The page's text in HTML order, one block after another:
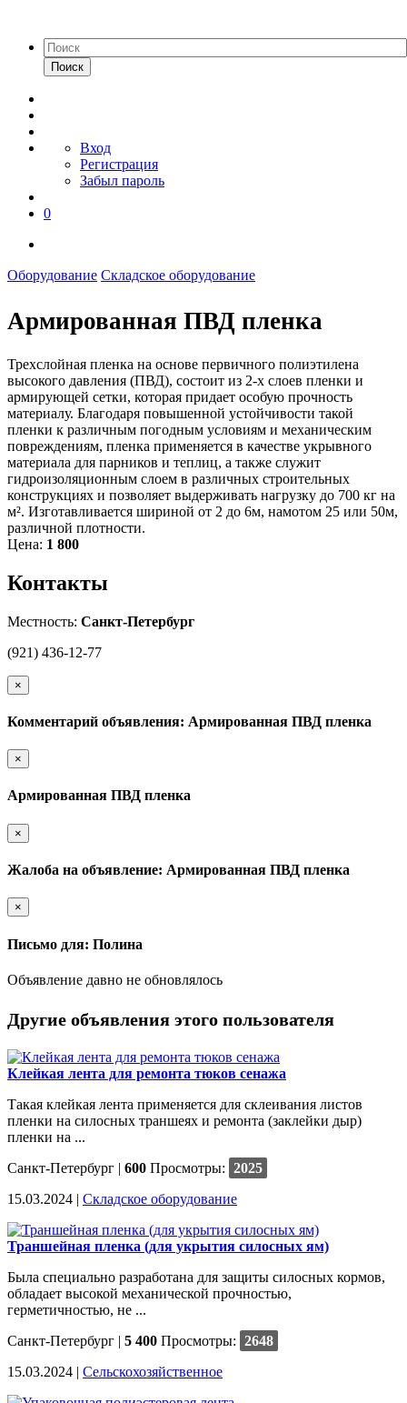
Поиск
Вход
Регистрация
Забыл пароль
0
Оборудование Cкладское оборудование
Армированная ПВД пленка
Трехслойная пленка на основе первичного полиэтилена
высокого давления (ПВД), состоит из 2-х слоев пленки и
армирующей сетки, которая придает особую прочность
материалу. Благодаря повышенной устойчивости такой
пленки к различным погодным условиям и механическим
повреждениям, пленка применяется в качестве укрывного
материала для парников и теплиц, а также служит
гидроизоляционным слоем в различных строительных
конструкциях и позволяет выдерживать нагрузку до 700 кг на
м². Изготавливается шириной от 2 до 6м, намотом 25 или 50м,
различной плотности.
Цена: 1 800
Контакты
Местность: Санкт-Петербург
(921) 436-12-77
×
Комментарий объявления: Армированная ПВД пленка
×
Армированная ПВД пленка
×
Жалоба на объявление: Армированная ПВД пленка
×
Письмо для: Полина
Объявление давно не обновлялось
Другие объявления этого пользователя
Клейкая лента для ремонта тюков сенажа
Такая клейкая лента применяется для склеивания листов
пленки на силосных траншеях и ремонта (заклейки дыр)
пленки на ...
Санкт-Петербург | 600 Просмотры: 2025
15.03.2024 | Cкладское оборудование
Траншейная пленка (для укрытия силосных ям)
Была специально разработана для защиты силосных кормов,
обладает высокой механической прочностью,
герметичностью, не ...
Санкт-Петербург | 5 400 Просмотры: 2648
15.03.2024 | Сельскохозяйственное